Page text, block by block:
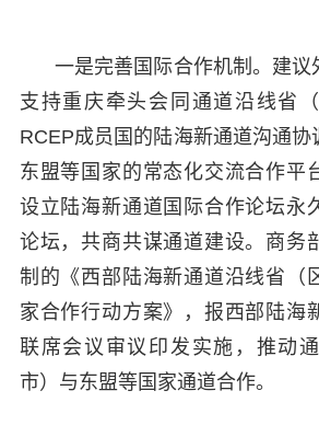
一是完善国际合作机制。建议
支持重庆牵头会同通道沿线省
RCEP成员国的陆海新通道沟通协
东盟等国家的常态化交流合作平
设立陆海新通道国际合作论坛永
论坛，共商共谋通道建设。商务
制的《西部陆海新通道沿线省（
家合作行动方案》，报西部陆海
联席会议审议印发实施，推动
市）与东盟等国家通道合作。